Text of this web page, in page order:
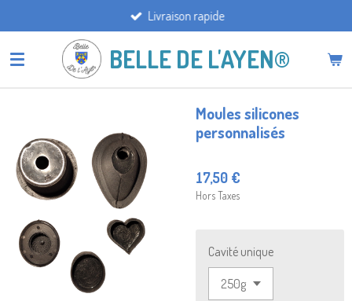
au
contenu
BELLE DE L'AYEN®
Livraison rapide
Moules silicones
personnalisés
17,50 €
Hors Taxes
Cavité unique